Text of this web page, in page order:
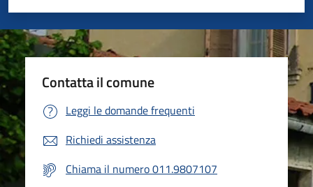
Valuta 5 stelle su 5
Valuta 4 stelle su 5
Valuta 3 stelle su 5
Valuta 2 stelle su 5
Valuta 1 stelle su 5
Contatta il comune
Leggi le domande frequenti
Richiedi assistenza
Chiama il numero 011.9807107